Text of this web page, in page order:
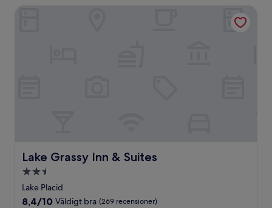
Lake Grassy Inn & Suites
Lake Grassy Inn & Suites
2.5-
stjärnigt
boende
Lake Placid
8.4
8,4/10 Väldigt bra (269 recensioner)